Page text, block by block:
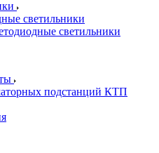
светильники
светильники
подстанций КТП